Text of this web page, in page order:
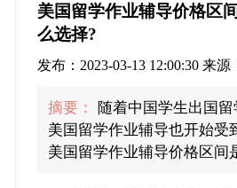
美国留学作业辅导价格区
么选择?
发布：2023-03-13 12:00:30 来
摘要：
随着中国学生出国留
美国留学作业辅导也开始受
美国留学作业辅导价格区间